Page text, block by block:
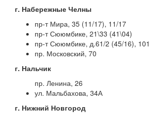
г. Набережные Челны
пр-т Мира, 35 (11/17), 11/17
пр-т Сююмбике, 21\33 (41\04)
пр-т Сююмбике, д.61/2 (45/16), 101
пр. Московский, 70
г. Нальчик
пр. Ленина, 26
ул. Мальбахова, 34А
г. Нижний Новгород